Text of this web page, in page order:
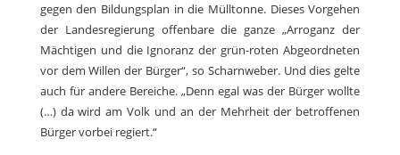
gegen den Bildungsplan in die Mülltonne. Dieses Vorgehen
der Landesregierung offenbare die ganze „Arroganz der
Mächtigen und die Ignoranz der grün-roten Abgeordneten
vor dem Willen der Bürger“, so Scharnweber. Und dies gelte
auch für andere Bereiche. „Denn egal was der Bürger wollte
(…) da wird am Volk und an der Mehrheit der betroffenen
Bürger vorbei regiert.“